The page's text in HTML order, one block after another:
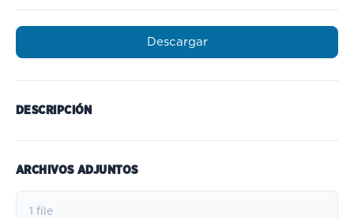
Descargar
DESCRIPCIÓN
ARCHIVOS ADJUNTOS
1 file